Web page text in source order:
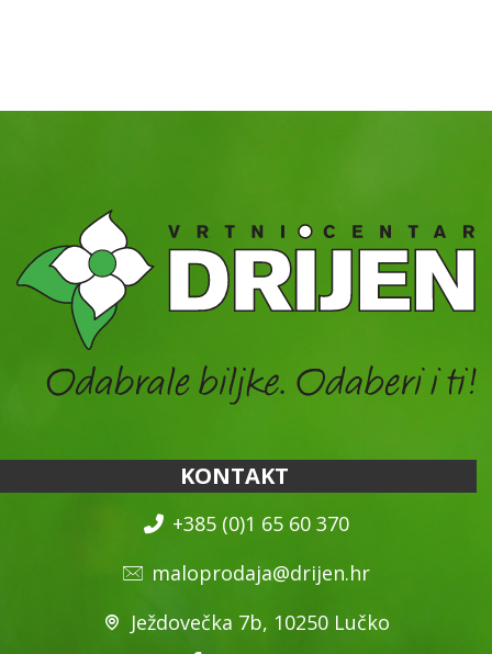
KONTAKT
+385 (0)1 65 60 370
maloprodaja@drijen.hr
Ježdovečka 7b, 10250 Lučko